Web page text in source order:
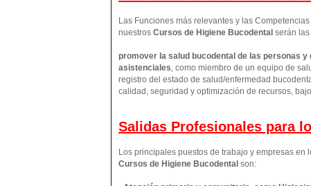
Las Funciones más relevantes y las
nuestros Cursos de Higiene Bucodental serán
promover la salud bucodental de las personas
asistenciales , como miembro de un equipo de
registro del estado de salud/enfermedad
calidad, seguridad y optimización de recursos,
Salidas Profesionales para
Los principales puestos de trabajo y empresas
Cursos de Higiene Bucodental son: